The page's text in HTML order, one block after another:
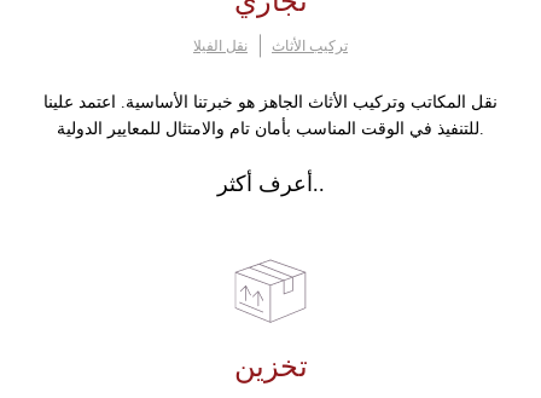
نقل الفيلا تركيب الأثاث
نقل المكاتب وتركيب الأثاث الجاهز هو خبرتنا الأساسية. اعتمد علينا
أعرف أكثر..
تخزين